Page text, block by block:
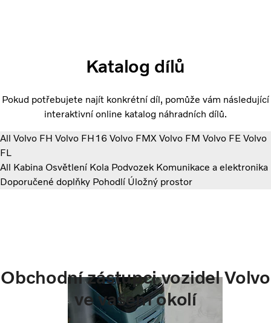
Katalog dílů
Pokud potřebujete najít konkrétní díl, pomůže vám následující
interaktivní online katalog náhradních dílů.
All Volvo FH Volvo FH16 Volvo FMX Volvo FM Volvo FE Volvo
FL
All Kabina Osvětlení Kola Podvozek Komunikace a elektronika
Doporučené doplňky Pohodlí Úložný prostor
Obchodní zástupci vozidel Volvo
ve vašem okolí